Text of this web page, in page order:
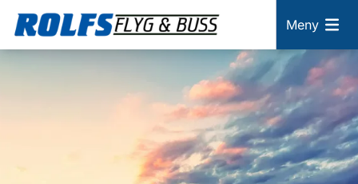
Meny